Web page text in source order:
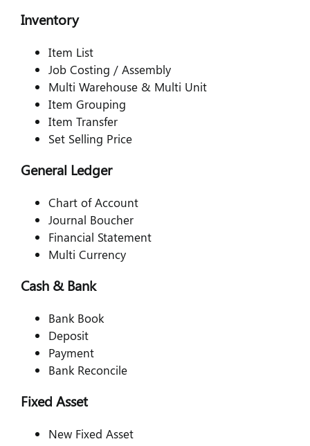
Inventory
Item List
Job Costing / Assembly
Multi Warehouse & Multi Unit
Item Grouping
Item Transfer
Set Selling Price
General Ledger
Chart of Account
Journal Boucher
Financial Statement
Multi Currency
Cash & Bank
Bank Book
Deposit
Payment
Bank Reconcile
Fixed Asset
New Fixed Asset